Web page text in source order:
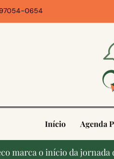
97054-0654
Início Agenda
marca o início da